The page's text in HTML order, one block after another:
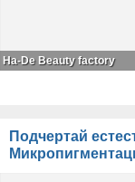
На-De Beauty factory
Подчертай